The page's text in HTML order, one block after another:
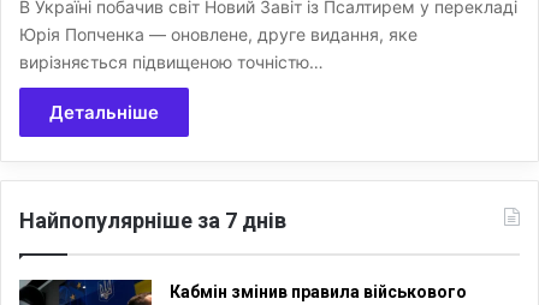
В Україні побачив світ Новий Завіт із Псалтирем у перекладі
Юрія Попченка — оновлене, друге видання, яке
вирізняється підвищеною точністю…
Детальніше
Найпопулярніше за 7 днів
Кабмін змінив правила військового